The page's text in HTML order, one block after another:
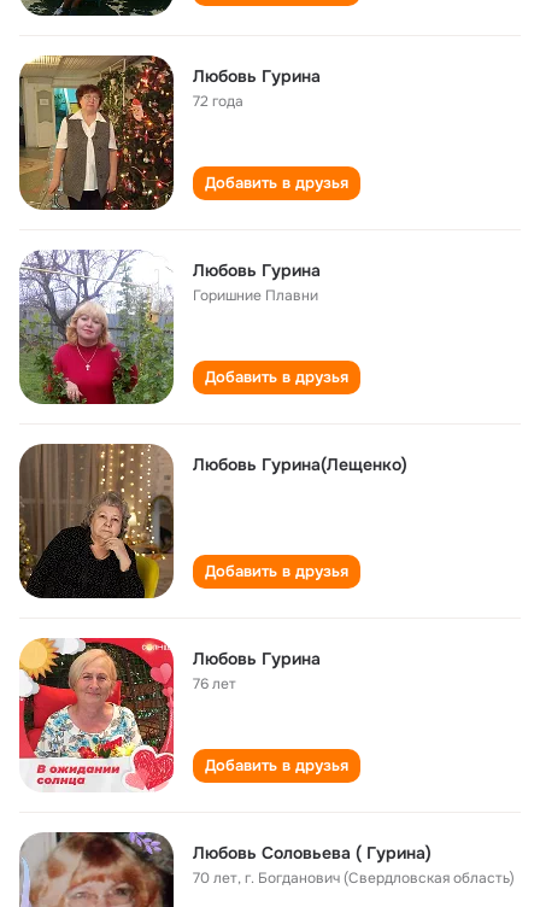
Любовь Гурина
72 года
Добавить в друзья
Любовь Гурина
Горишние Плавни
Добавить в друзья
Любовь Гурина(Лещенко)
Добавить в друзья
Любовь Гурина
76 лет
Добавить в друзья
Любовь Соловьева ( Гурина)
70 лет,г. Богданович (Свердловская область)